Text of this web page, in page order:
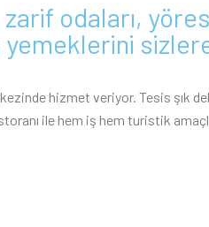
odaları,
hizmet veriyor. Tesis şık
ile hem iş hem turistik